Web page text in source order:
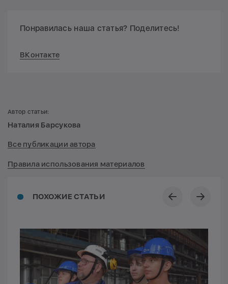
Понравилась наша статья? Поделитесь!
ВКонтакте
ПОХОЖИЕ СТАТЬИ
Автор статьи:
Наталия Барсукова
Все публикации автора
Правила использования материалов